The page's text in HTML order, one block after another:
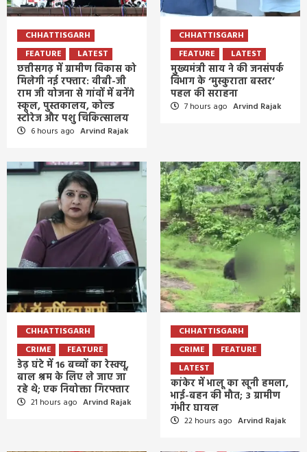
CHHATTISGARH
FEATURE
LATEST
छत्तीसगढ़ में ग्रामीण विकास को
मिलेगी नई रफ्तार: वीबी-जी
राम जी योजना से गांवों में बनेंगे
स्कूल, पुस्तकालय, कोल्ड
स्टोरेज और पशु चिकित्सालय
6 hours ago Arvind Rajak
CHHATTISGARH
FEATURE
LATEST
मुख्यमंत्री साय ने की जनसंपर्क
विभाग के ‘मुस्कुराता बस्तर’
पहल की सराहना
7 hours ago Arvind Rajak
CHHATTISGARH
CRIME
FEATURE
डेढ़ घंटे में 16 बच्चों का रेस्क्यू,
बाल श्रम के लिए ले जाए जा
रहे थे; एक नियोक्ता गिरफ्तार
21 hours ago Arvind Rajak
CHHATTISGARH
CRIME
FEATURE
LATEST
कांकेर में भालू का खूनी हमला,
भाई-बहन की मौत; 3 ग्रामीण
गंभीर घायल
22 hours ago Arvind Rajak